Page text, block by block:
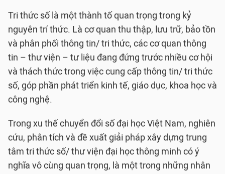
Tri thức số là một thành tố quan trọng trong kỷ
nguyên trí thức. Là cơ quan thu thập, lưu trữ, bảo tồn
và phân phối thông tin/ tri thức, các cơ quan thông
tin – thư viện – tư liệu đang đứng trước nhiều cơ hội
và thách thức trong việc cung cấp thông tin/ tri thức
số, góp phần phát triển kinh tế, giáo dục, khoa học và
công nghệ.
Trong xu thế chuyển đổi số đại học Việt Nam, nghiên
cứu, phân tích và đề xuất giải pháp xây dựng trung
tâm tri thức số/ thư viện đại học thông minh có ý
nghĩa vô cùng quan trọng, là một trong những nhân